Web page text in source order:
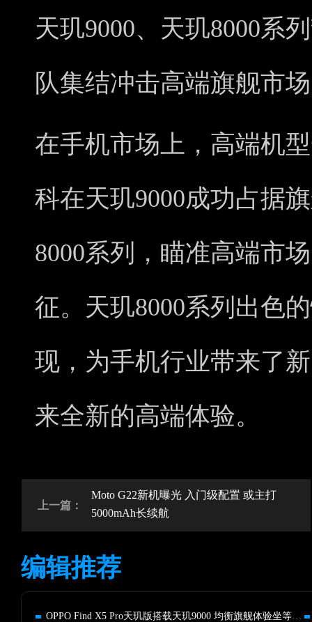
天玑9000、天玑8000系
队集结冲击高端旗舰市
在手机市场上，高端机
科在天玑9000成功占据
8000系列，瞄准高端市
征。天玑8000系列出色
现，为手机行业带来了
来全新的高端体验。
上一篇：
Moto G22新机曝光 入门级配置 或主打
5000mAh长续航
编辑推荐
OPPO Find X5 Pro天玑版搭载天玑9000 均衡旗舰体验坐等开售